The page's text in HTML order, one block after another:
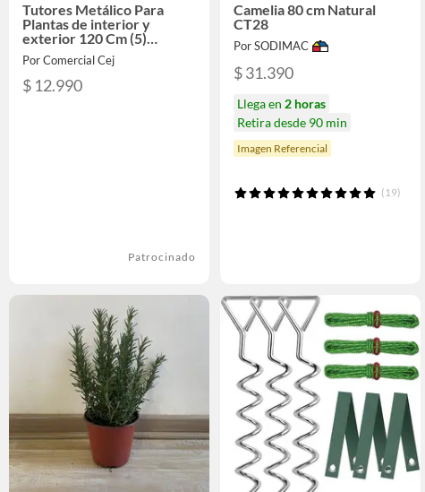
Tutores Metálico Para
Plantas de interior y
exterior 120 Cm (5)
Unidades
Por Comercial Cej
$ 12.990
Patrocinado
Camelia 80 cm Natural
CT28
Por SODIMAC
$ 31.390
Llega en 2 horas
Retira desde 90 min
Imagen Referencial
(19)